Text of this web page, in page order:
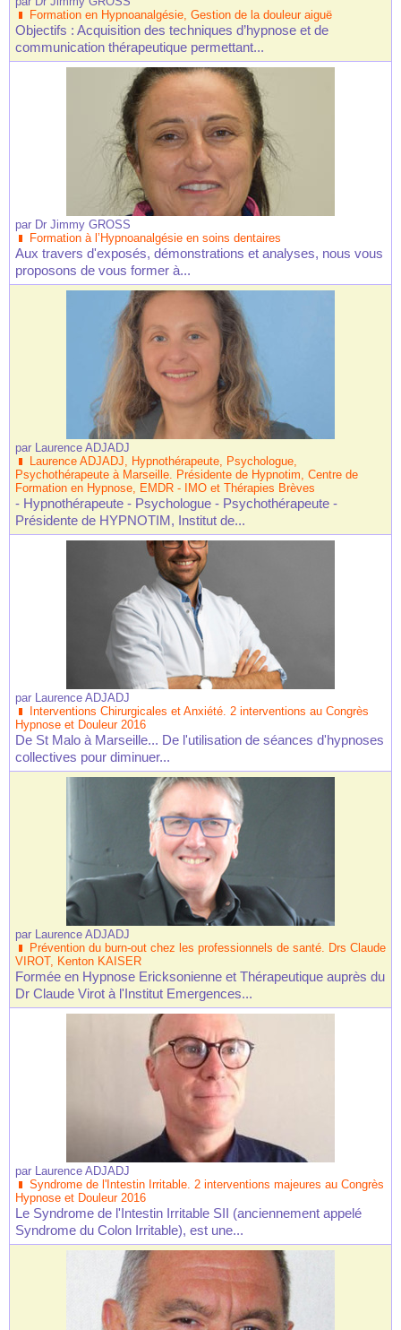
Formation en Hypnoanalgésie, Gestion de la douleur aiguë
Objectifs : Acquisition des techniques d’hypnose et de
communication thérapeutique permettant...
par Dr Jimmy GROSS
Formation à l’Hypnoanalgésie en soins dentaires
Aux travers d'exposés, démonstrations et analyses, nous vous
proposons de vous former à...
par Laurence ADJADJ
Laurence ADJADJ, Hypnothérapeute, Psychologue,
Psychothérapeute à Marseille. Présidente de Hypnotim, Centre de
Formation en Hypnose, EMDR - IMO et Thérapies Brèves
- Hypnothérapeute - Psychologue - Psychothérapeute -
Présidente de HYPNOTIM, Institut de...
par Laurence ADJADJ
Interventions Chirurgicales et Anxiété. 2 interventions au Congrès
Hypnose et Douleur 2016
De St Malo à Marseille... De l'utilisation de séances d'hypnoses
collectives pour diminuer...
par Laurence ADJADJ
Prévention du burn-out chez les professionnels de santé. Drs Claude
VIROT, Kenton KAISER
Formée en Hypnose Ericksonienne et Thérapeutique auprès du
Dr Claude Virot à l'Institut Emergences...
par Laurence ADJADJ
Syndrome de l'Intestin Irritable. 2 interventions majeures au Congrès
Hypnose et Douleur 2016
Le Syndrome de l'Intestin Irritable SII (anciennement appelé
Syndrome du Colon Irritable), est une...